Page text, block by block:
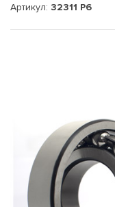
Артикул: 32311 P6